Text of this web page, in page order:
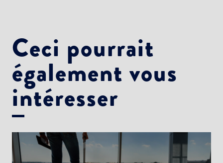
Ceci pourrait
également vous
intéresser